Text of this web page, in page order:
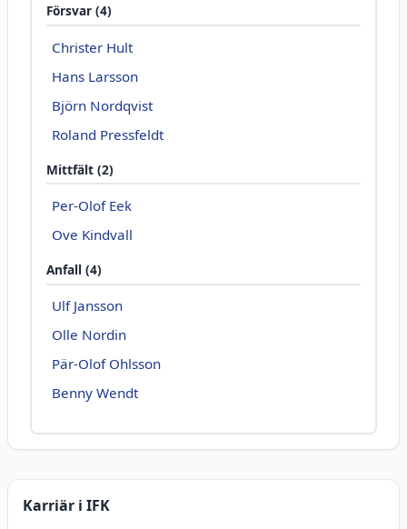
Försvar (4)
Christer Hult
Hans Larsson
Björn Nordqvist
Roland Pressfeldt
Mittfält (2)
Per-Olof Eek
Ove Kindvall
Anfall (4)
Ulf Jansson
Olle Nordin
Pär-Olof Ohlsson
Benny Wendt
Karriär i IFK